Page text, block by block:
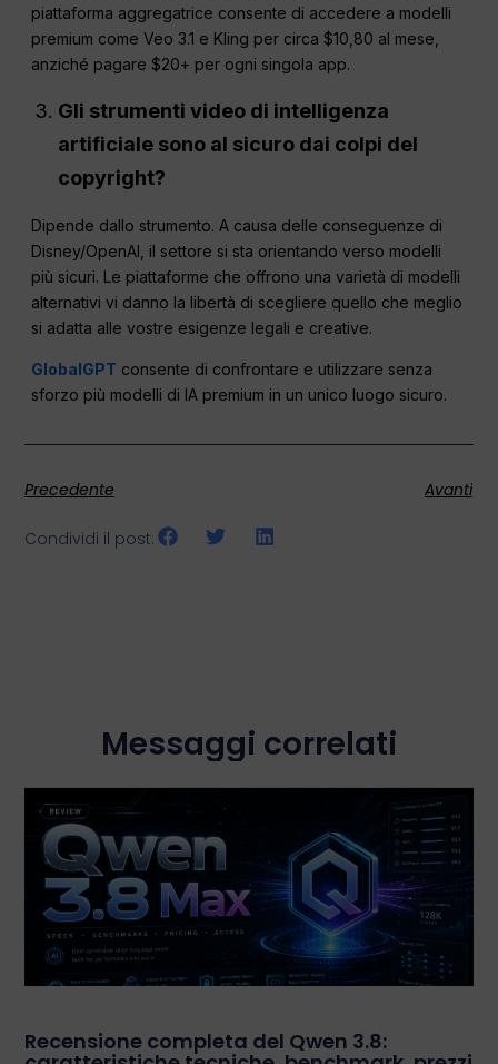
piattaforma aggregatrice consente di accedere a modelli
premium come Veo 3.1 e Kling per circa $10,80 al mese,
anziché pagare $20+ per ogni singola app.
Gli strumenti video di intelligenza
artificiale sono al sicuro dai colpi del
copyright?
Dipende dallo strumento. A causa delle conseguenze di
Disney/OpenAI, il settore si sta orientando verso modelli
più sicuri. Le piattaforme che offrono una varietà di modelli
alternativi vi danno la libertà di scegliere quello che meglio
si adatta alle vostre esigenze legali e creative.
GlobalGPT consente di confrontare e utilizzare senza
sforzo più modelli di IA premium in un unico luogo sicuro.
Precedente Avanti
Condividi il post:
Messaggi correlati
Recensione completa del Qwen 3.8: